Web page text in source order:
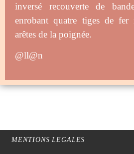
inversé recouverte de
enrobant quatre tiges de fer
arêtes de la poignée.
@ll@n
MENTIONS LEGALES